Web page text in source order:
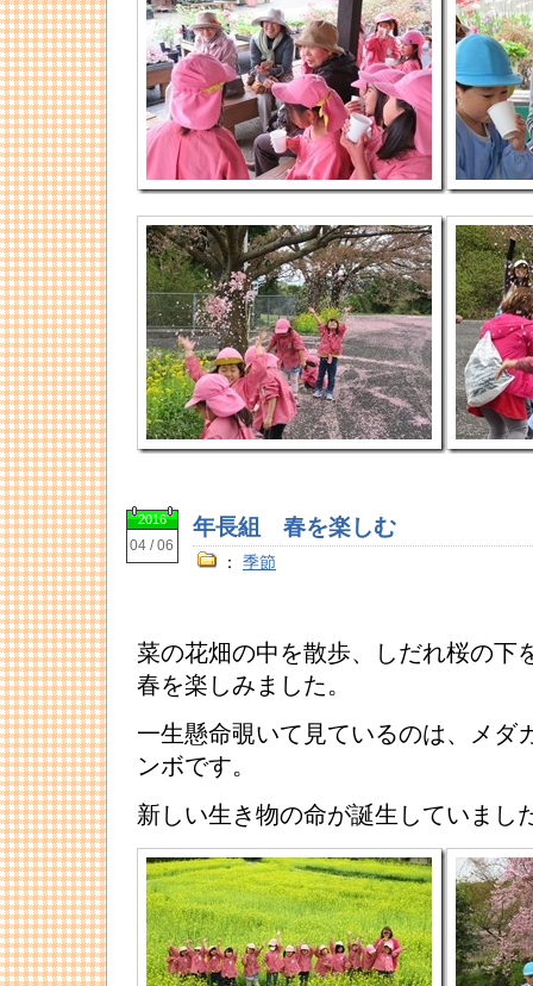
2016
04 / 06
年長組 春を楽しむ
： 季節
菜の花畑の中を散歩、しだれ桜の下
春を楽しみました。
一生懸命覗いて見ているのは、メダ
ンボです。
新しい生き物の命が誕生していまし